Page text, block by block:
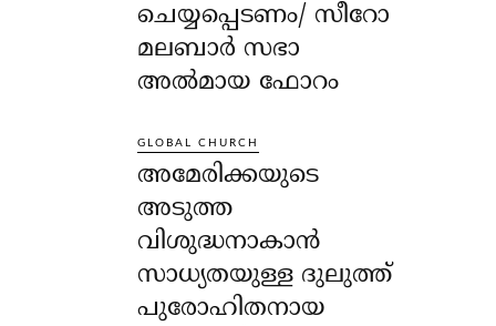
ചെയ്യപ്പെടണം/ സീറോ
മലബാർ സഭാ
അൽമായ ഫോറം
GLOBAL CHURCH
അമേരിക്കയുടെ
അടുത്ത
വിശുദ്ധനാകാൻ
സാധ്യതയുള്ള ദുലുത്ത്
പുരോഹിതനായ